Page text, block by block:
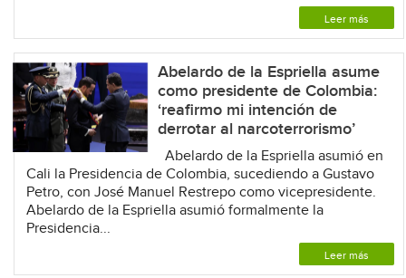
Leer más
Abelardo de la Espriella asume
como presidente de Colombia:
‘reafirmo mi intención de
derrotar al narcoterrorismo’
Abelardo de la Espriella asumió en
Cali la Presidencia de Colombia, sucediendo a Gustavo
Petro, con José Manuel Restrepo como vicepresidente.
Abelardo de la Espriella asumió formalmente la
Presidencia...
Leer más